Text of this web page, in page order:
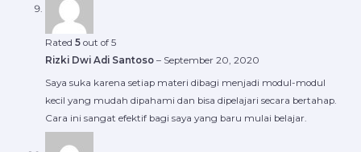
Rated 5out of 5
Rizki Dwi Adi Santoso – September 20, 2020
Saya suka karena setiap materi dibagi menjadi modul-modul
kecil yang mudah dipahami dan bisa dipelajari secara bertahap.
Cara ini sangat efektif bagi saya yang baru mulai belajar.